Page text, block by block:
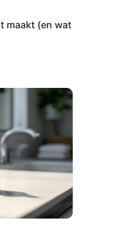
maakt (en wat